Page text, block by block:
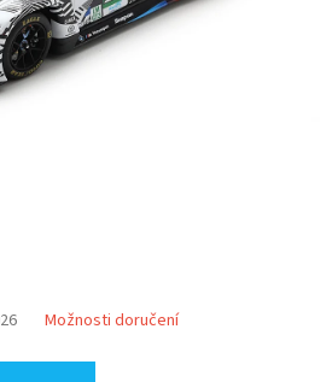
Možnosti doručení